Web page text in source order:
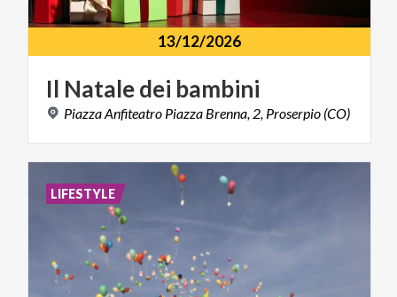
13/12/2026
Il Nataledei bambini
PiazzaAnfiteatro Piazza Brenna, 2, Proserpio (CO)
LIFESTYLE